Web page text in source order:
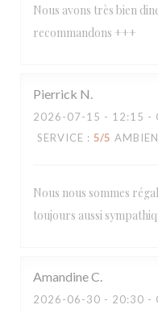
Nous avons très bien
recommandons +++
Pierrick N
2026-07-15 - 12:15 -
SERVICE : 5/5
Nous nous sommes
toujours aussi
AmandineC
2026-06-30 - 20:30 -